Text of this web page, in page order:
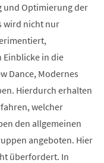
und Optimierung der
wird nicht nur
Einblicke in die
Dance, Modernes
Hierdurch erhalten
welcher
den allgemeinen
angeboten. Hier
überfordert. In